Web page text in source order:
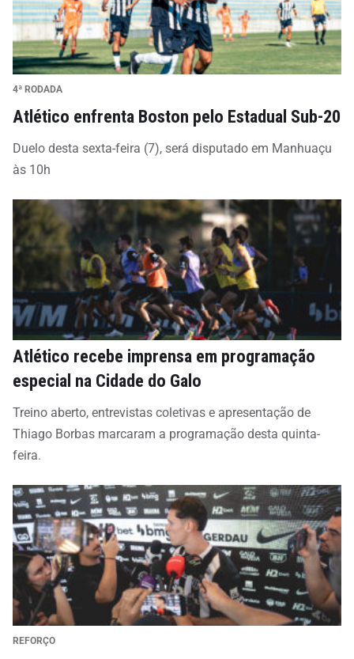
4ª RODADA
Atlético enfrenta Boston pelo Estadual Sub-20
Duelo desta sexta-feira (7), será disputado em Manhuaçu
às 10h
Atlético recebe imprensa em programação
especial na Cidade do Galo
Treino aberto, entrevistas coletivas e apresentação de
Thiago Borbas marcaram a programação desta quinta-
feira.
REFORÇO